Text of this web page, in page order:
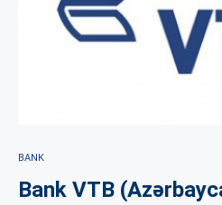
BANK
Bank VTB